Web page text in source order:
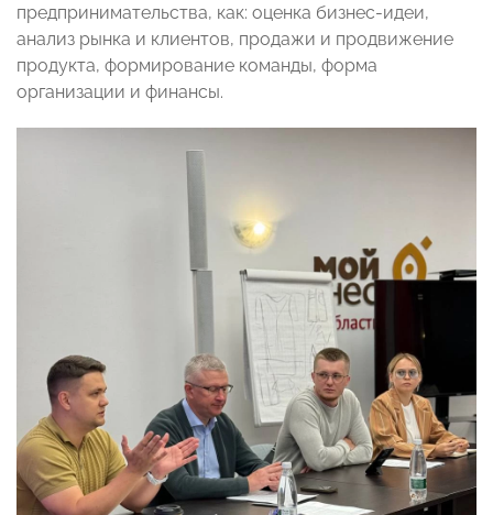
предпринимательства, как: оценка бизнес-идеи,
анализ рынка и клиентов, продажи и продвижение
продукта, формирование команды, форма
организации и финансы.